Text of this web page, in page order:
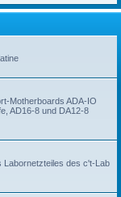
Motherboards ADA-IO
AD16-8 und DA12-8
Labornetzteiles des c't-Lab